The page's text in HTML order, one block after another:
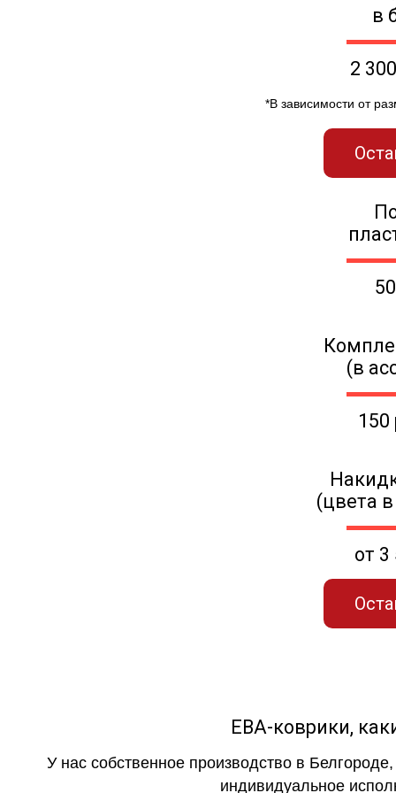
в
2
*В зависимости от
(в
(цвета
от 3
ЕВА-коврики,
У нас собственное производство в
индивидуальное